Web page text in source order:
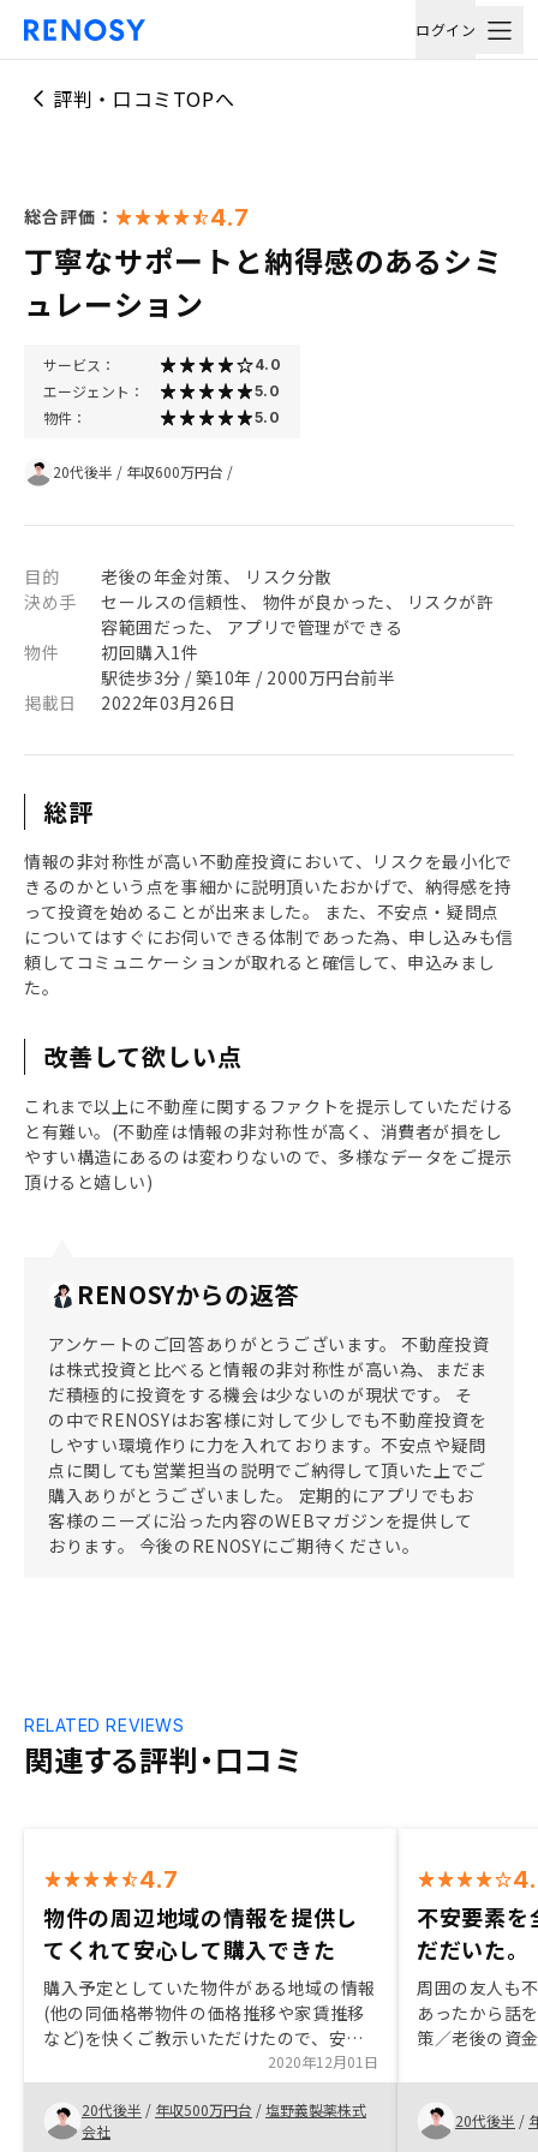
ログイン
評判・口コミTOPへ
総合評価： 4.7
丁寧なサポートと納得感のあるシミ
ュレーション
サービス： 4.0
エージェント： 5.0
物件： 5.0
20代後半 / 年収600万円台 /
目的
老後の年金対策、 リスク分散
決め手
セールスの信頼性、 物件が良かった、 リスクが許
容範囲だった、 アプリで管理ができる
物件
初回購入1件
駅徒歩3分 / 築10年 / 2000万円台前半
掲載日
2022年03月26日
総評
情報の非対称性が高い不動産投資において、リスクを最小化で
きるのかという点を事細かに説明頂いたおかげで、納得感を持
って投資を始めることが出来ました。 また、不安点・疑問点
についてはすぐにお伺いできる体制であった為、申し込みも信
頼してコミュニケーションが取れると確信して、申込みまし
た。
改善して欲しい点
これまで以上に不動産に関するファクトを提示していただける
と有難い。(不動産は情報の非対称性が高く、消費者が損をし
やすい構造にあるのは変わりないので、多様なデータをご提示
頂けると嬉しい)
RENOSYからの返答
アンケートのご回答ありがとうございます。 不動産投資
は株式投資と比べると情報の非対称性が高い為、まだま
だ積極的に投資をする機会は少ないのが現状です。 そ
の中でRENOSYはお客様に対して少しでも不動産投資を
しやすい環境作りに力を入れております。不安点や疑問
点に関しても営業担当の説明でご納得して頂いた上でご
購入ありがとうございました。 定期的にアプリでもお
客様のニーズに沿った内容のWEBマガジンを提供して
おります。 今後のRENOSYにご期待ください。
関連する評判・口コミ
RELATED REVIEWS
4.7
物件の周辺地域の情報を提供し
てくれて安心して購入できた
購入予定としていた物件がある地域の情報
(他の同価格帯物件の価格推移や家賃推移
など)を快くご教示いただけたので、安心
2020年12月01日
20代後半 / 年収500万円台 /塩野義製薬株式
会社
不安要素を
だだいた。
周囲の友人も
あったから話
策／老後の資
思ったので、
運用してみた
新たな視点を
20代後半 /